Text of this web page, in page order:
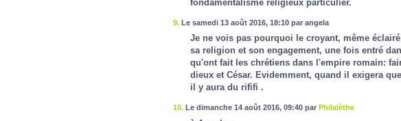
fondamentalisme religieux particulier.
9. Le samedi 13 août 2016, 18:10 par angela
Je ne vois pas pourquoi le croyant, même
sa religion et son engagement, une fois entré
qu'ont fait les chrétiens dans l'empire romain:
dieux et César. Evidemment, quand il exigera
il y aura du rififi .
10. Le dimanche 14 août 2016, 09:40 par Philalèthe